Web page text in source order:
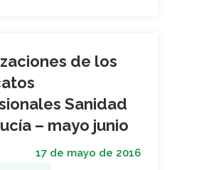
de los
Sanidad
– mayo junio
17 de mayo de 2016